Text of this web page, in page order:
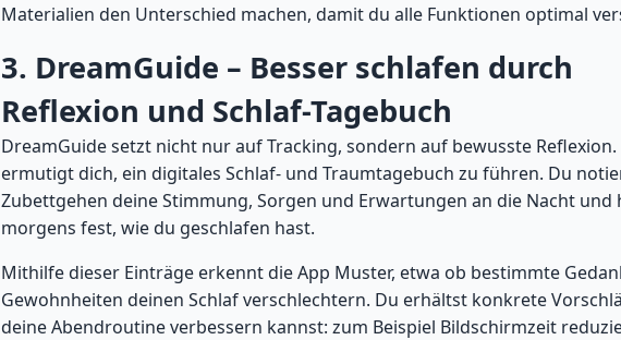
Materialien den Unterschied machen, damit du alle Funktionen optimal
3. DreamGuide – Besser schlafen durch
Reflexion und Schlaf-Tagebuch
DreamGuide setzt nicht nur auf Tracking, sondern auf bewusste Reflexion.
ermutigt dich, ein digitales Schlaf- und Traumtagebuch zu führen. Du
Zubettgehen deine Stimmung, Sorgen und Erwartungen an die Nacht und
morgens fest, wie du geschlafen hast.
Mithilfe dieser Einträge erkennt die App Muster, etwa ob bestimmte
Gewohnheiten deinen Schlaf verschlechtern. Du erhältst konkrete
deine Abendroutine verbessern kannst: zum Beispiel Bildschirmzeit